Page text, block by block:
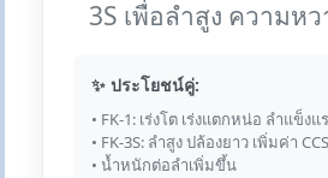
3S เพื่อลำสูง ความหว
✨ ประโยชน์คู่:
• FK-1: เร่งโต เร่งแตกหน่อ ลำแข็งแ
• FK-3S: ลำสูง ปล้องยาว เพิ่มค่า CCS
• น้ำหนักต่อลำเพิ่มขึ้น